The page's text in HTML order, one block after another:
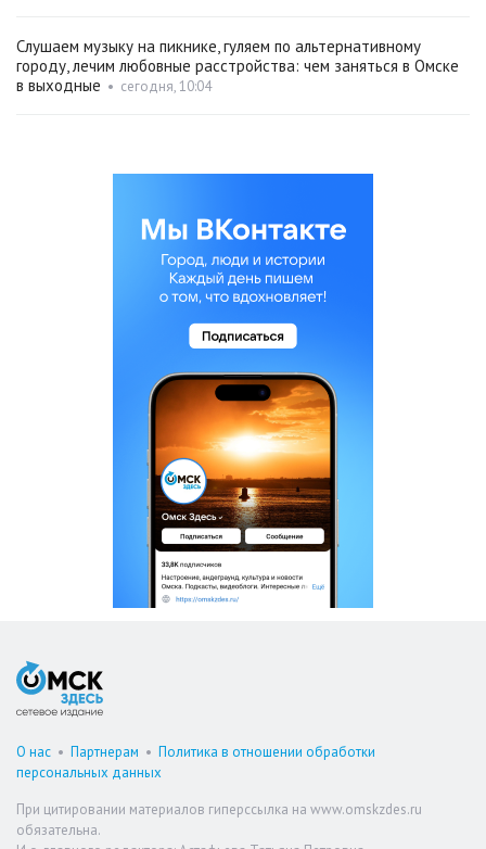
Слушаем музыку на пикнике, гуляем по альтернативному
городу, лечим любовные расстройства: чем заняться в Омске
в выходные • сегодня, 10:04
О нас • Партнерам • Политика в отношении обработки
персональных данных
При цитировании материалов гиперссылка на www.omskzdes.ru
обязательна.